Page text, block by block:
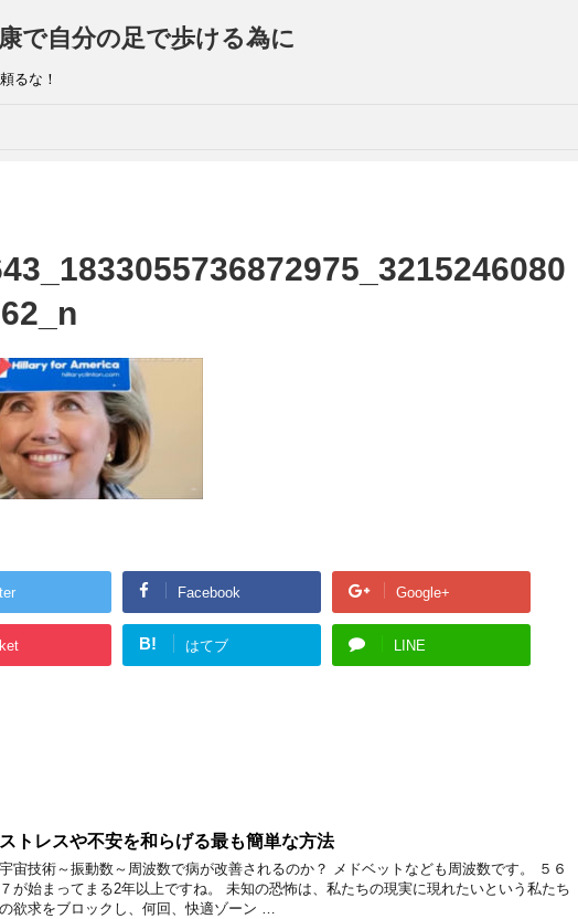
で自分の足で歩ける為に
るな！
Facebook Google+
B! はてブ LINE
ストレスや不安を和らげる最も簡単な方法
宇宙技術～振動数～周波数で病が改善されるのか？ メドベットなども周波数です。 ５６
７が始まってまる2年以上ですね。 未知の恐怖は、私たちの現実に現れたいという私たち
の欲求をブロックし、何回、快適ゾーン …